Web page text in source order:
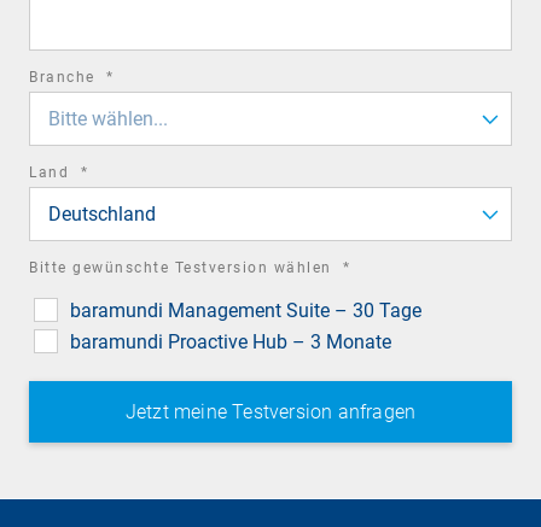
Branche *
Bitte wählen...
Land *
Deutschland
Bitte gewünschte Testversion wählen *
baramundi Management Suite – 30 Tage
baramundi Proactive Hub – 3 Monate